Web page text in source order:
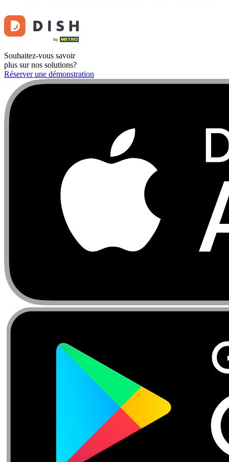
Souhaitez-vous savoir
plus sur nos solutions?
Réserver une démonstration